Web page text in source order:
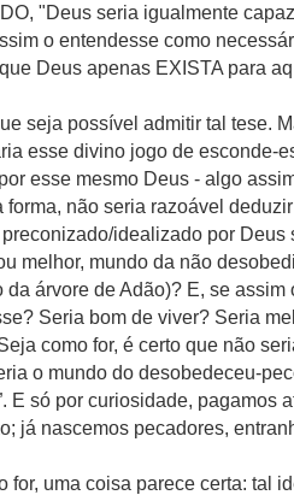
"Deus seria igualmente
o entendesse como
Deus apenas EXISTA para
seja possível admitir tal tese.
esse divino jogo de esconde-
esse mesmo Deus - algo
forma, não seria razoável
idealizado por Deus
melhor, mundo da não
da árvore de Adão)? E, se assim
Seria bom de viver? Seria
como for, é certo que não
o mundo do desobedeceu-
E só por curiosidade, pagamos
já nascemos pecadores,
for, uma coisa parece certa: tal